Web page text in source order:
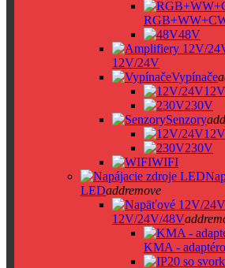
48V
12V/24V
Vypínače
230V
Senzoryadd
230V
WIFI
LEDaddremove
12V/24V/48Vadd
KMA -